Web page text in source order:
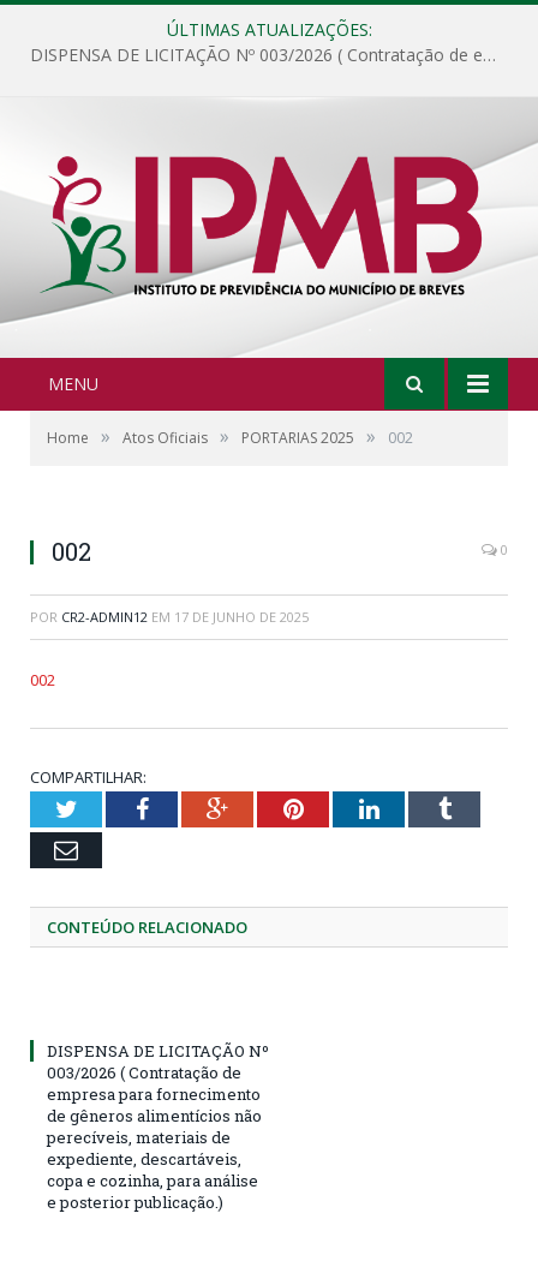
ÚLTIMAS ATUALIZAÇÕES:
DISPENSA DE LICITAÇÃO Nº 003/2026 ( Contratação de empresa para fornecimento de gêneros alimentícios não perecíveis, materiais de expediente, descartáveis, copa e cozinha, para análise e posterior publicação.)
MENU
Home » Atos Oficiais » PORTARIAS 2025 » 002
002 0
POR CR2-ADMIN12 EM 17 DE JUNHO DE 2025
002
COMPARTILHAR:
TwitterFacebookGoogle+PinterestLinkedInTumblr
Email
CONTEÚDO RELACIONADO
DISPENSA DE LICITAÇÃO Nº
003/2026 ( Contratação de
empresa para fornecimento
de gêneros alimentícios não
perecíveis, materiais de
expediente, descartáveis,
copa e cozinha, para análise
e posterior publicação.)